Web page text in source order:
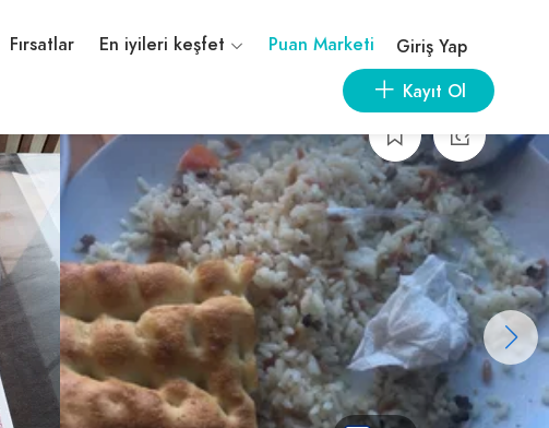
Fırsatlar En iyileri keşfet Puan Marketi
Giriş Yap
Kayıt Ol